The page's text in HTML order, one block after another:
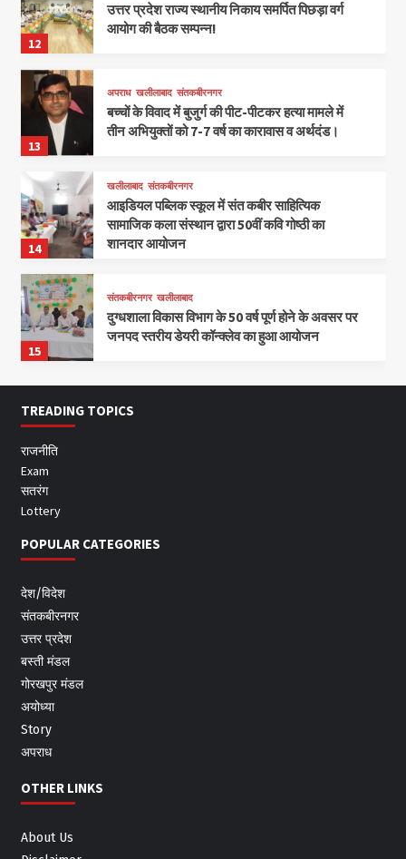
12
उत्तर प्रदेश राज्य स्थानीय निकाय समर्पित पिछड़ा वर्ग
आयोग की बैठक सम्पन्न!
13
अपराध खलीलाबाद संतकबीरनगर
बच्चों के विवाद में बुजुर्ग की पीट-पीटकर हत्या मामले में
तीन अभियुक्तों को 7-7 वर्ष का कारावास व अर्थदंड।
14
खलीलाबाद संतकबीरनगर
आइडियल पब्लिक स्कूल में संत कबीर साहित्यिक
सामाजिक कला संस्थान द्वारा 50वीं कवि गोष्ठी का
शानदार आयोजन
15
संतकबीरनगर खलीलाबाद
दुग्धशाला विकास विभाग के 50 वर्ष पूर्ण होने के अवसर पर
जनपद स्तरीय डेयरी कॉन्क्लेव का हुआ आयोजन
TREADING TOPICS
राजनीति
Exam
सतरंग
Lottery
POPULAR CATEGORIES
देश/विदेश
संतकबीरनगर
उत्तर प्रदेश
बस्ती मंडल
गोरखपुर मंडल
अयोध्या
Story
अपराध
OTHER LINKS
About Us